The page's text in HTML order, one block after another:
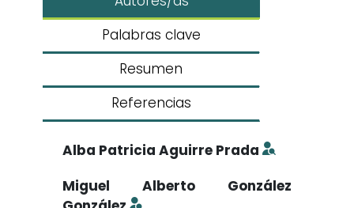
Palabras clave
Resumen
Referencias
Alba Patricia Aguirre Prada
Miguel Alberto González